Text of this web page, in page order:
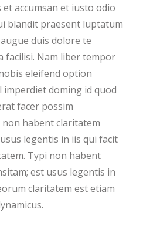
accumsan et iusto odio
blandit praesent luptatum
duis dolore te
facilisi. Nam liber tempor
eleifend option
imperdiet doming id quod
facer possim
non habent claritatem
legentis in iis qui facit
Typi non habent
est usus legentis in
claritatem est etiam